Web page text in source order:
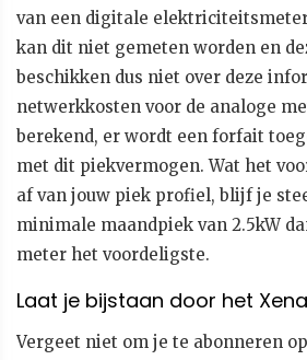
van een digitale
kan dit niet gemeten worden en
beschikken dus niet over deze
netwerkkosten voor de analoge
berekend, er wordt een forfait
met dit piekvermogen. Wat het
af van jouw piek profiel, blijf je
minimale maandpiek van 2.5kW
meter het voordeligste.
Laat je bijstaan door het
Vergeet niet om je te abonneren